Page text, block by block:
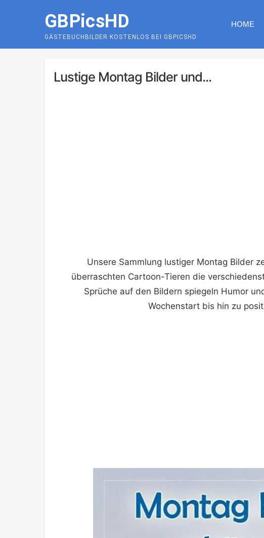
GBPicsHD
GÄSTEBUCHBILDER KOSTENLOS BEI GBPICSHD
HOME
Lustige Montag Bilder und...
Unsere Sammlung lustiger Montag Bilder
überraschten Cartoon-Tieren die
Sprüche auf den Bildern spiegeln Humor
Wochenstart bis hin zu